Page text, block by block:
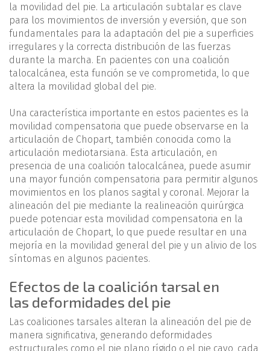
la movilidad del pie. La articulación subtalar es clave
para los movimientos de inversión y eversión, que son
fundamentales para la adaptación del pie a superficies
irregulares y la correcta distribución de las fuerzas
durante la marcha. En pacientes con una coalición
talocalcánea, esta función se ve comprometida, lo que
altera la movilidad global del pie.
Una característica importante en estos pacientes es la
movilidad compensatoria que puede observarse en la
articulación de Chopart, también conocida como la
articulación mediotarsiana. Esta articulación, en
presencia de una coalición talocalcánea, puede asumir
una mayor función compensatoria para permitir algunos
movimientos en los planos sagital y coronal. Mejorar la
alineación del pie mediante la realineación quirúrgica
puede potenciar esta movilidad compensatoria en la
articulación de Chopart, lo que puede resultar en una
mejoría en la movilidad general del pie y un alivio de los
síntomas en algunos pacientes.
Efectos de la coalición tarsal en
las deformidades del pie
Las coaliciones tarsales alteran la alineación del pie de
manera significativa, generando deformidades
estructurales como el pie plano rígido o el pie cavo, cada